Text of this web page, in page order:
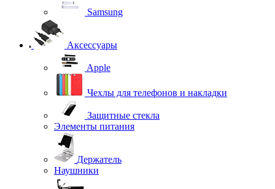
Samsung
Аксессуары
Apple
Чехлы для телефонов и накладки
Защитные стекла
Элементы питания
Держатель
Наушники